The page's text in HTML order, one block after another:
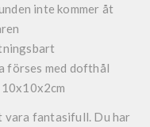
inte kommer åt
förses med dofthål
10x10x2cm
vara fantasifull. Du har